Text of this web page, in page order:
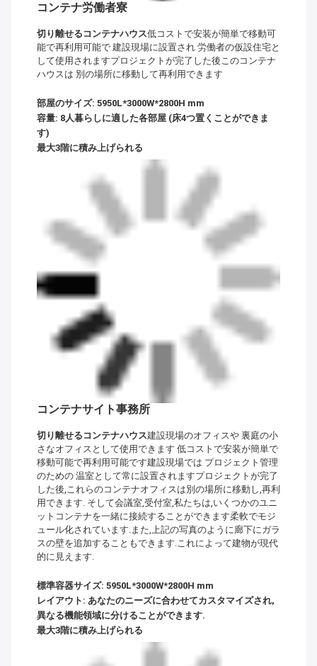
コンテナ労働者寮
切り離せるコンテナハウス低コストで安装が簡単で移動可
能で再利用可能で 建設現場に設置され 労働者の仮設住宅と
して使用されますプロジェクトが完了した後このコンテナ
ハウスは 別の場所に移動して再利用できます
部屋のサイズ: 5950L*3000W*2800H mm
容量: 8人暮らしに適した各部屋 (床4つ置くことができま
す)
最大3階に積み上げられる
コンテナサイト事務所
切り離せるコンテナハウス建設現場のオフィスや 裏庭の小
さなオフィスとして使用できます 低コストで安装が簡単で
移動可能で再利用可能です建設現場では プロジェクト管理
のための 温室として常に設置されますプロジェクトが完了
した後,これらのコンテナオフィスは別の場所に移動し,再利
用できます. そして会議室,受付室,私たちは,いくつかのユニ
ットコンテナを一緒に接続することができます柔軟でモジ
ュール化されています.また,上記の写真のように廊下にガラ
スの壁を追加することもできます.これによって建物が現代
的に見えます.
標準容器サイズ: 5950L*3000W*2800H mm
レイアウト: あなたのニーズに合わせてカスタマイズされ,
異なる機能領域に分けることができます.
最大3階に積み上げられる